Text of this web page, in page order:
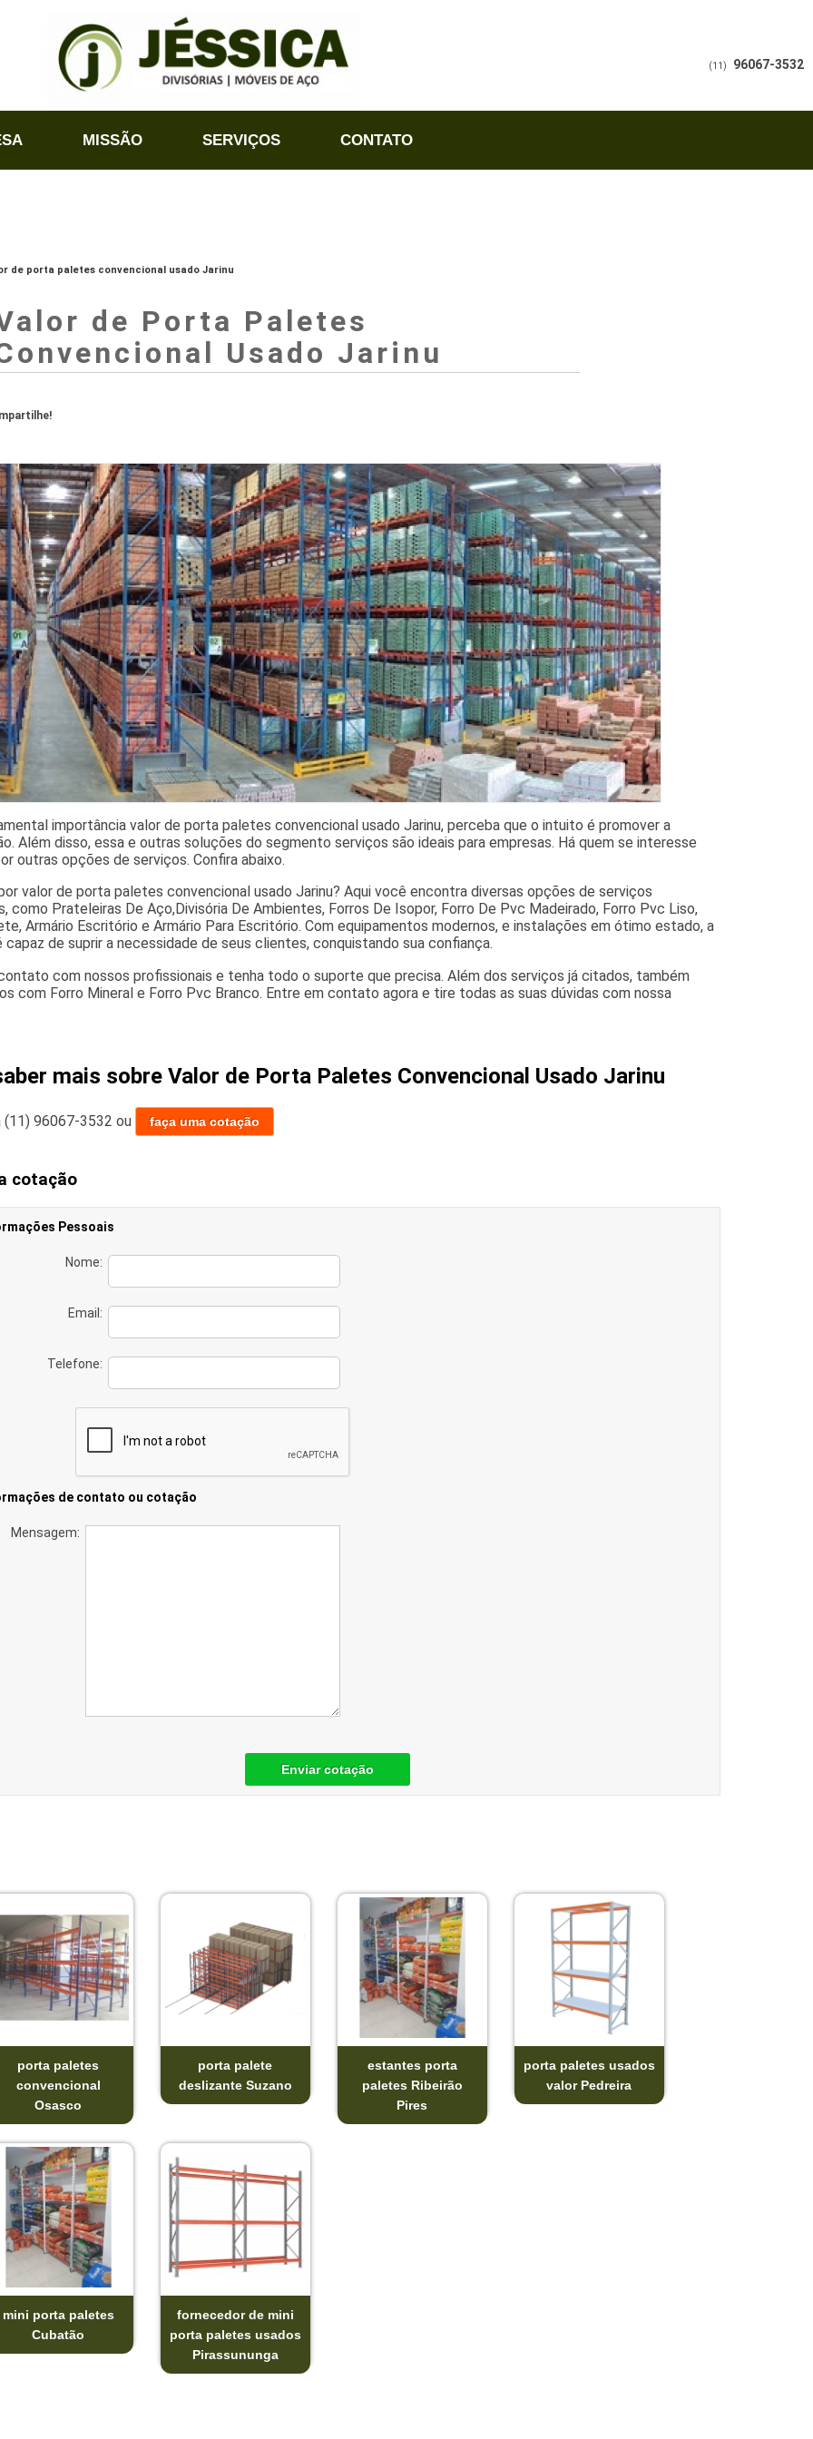
MISSÃO SERVIÇOS CONTATO
(11) 96067-3532
de porta paletes convencional usado Jarinu
de Porta Paletes
Usado Jarinu
importância valor de porta paletes convencional usado Jarinu, perceba que o intuito é promover a
Além disso, essa e outras soluções do segmento serviços são ideais para empresas. Há quem se interesse
outras opções de serviços. Confira abaixo.
valor de porta paletes convencional usado Jarinu? Aqui você encontra diversas opções de serviços
como Prateleiras De Aço,Divisória De Ambientes, Forros De Isopor, Forro De Pvc Madeirado, Forro Pvc Liso,
Armário Escritório e Armário Para Escritório. Com equipamentos modernos, e instalações em ótimo estado, a
capaz de suprir a necessidade de seus clientes, conquistando sua confiança.
com nossos profissionais e tenha todo o suporte que precisa. Além dos serviços já citados, também
com Forro Mineral e Forro Pvc Branco. Entre em contato agora e tire todas as suas dúvidas com nossa
mais sobre Valor de Porta Paletes Convencional Usado Jarinu
(11) 96067-3532 ou faça uma cotação
cotação
Pessoais
Nome:
Email:
Telefone:
de contato ou cotação
Mensagem:
Enviar cotação
porta paletes
convencional
Osasco
porta palete
deslizante Suzano
estantes porta
paletes Ribeirão
Pires
porta paletes usados
valor Pedreira
mini porta paletes
Cubatão
fornecedor de mini
porta paletes usados
Pirassununga